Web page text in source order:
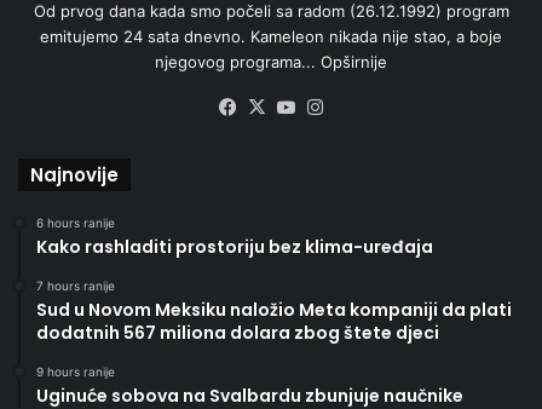
Od prvog dana kada smo počeli sa radom (26.12.1992) program
emitujemo 24 sata dnevno. Kameleon nikada nije stao, a boje
njegovog programa... Opširnije
Facebook
X YouTube
Najnovije
6 hours ranije
Kako rashladiti prostoriju bez klima-uređaja
7 hours ranije
Sud u Novom Meksiku naložio Meta kompaniji da plati
dodatnih 567 miliona dolara zbog štete djeci
9 hours ranije
Uginuće sobova na Svalbardu zbunjuje naučnike